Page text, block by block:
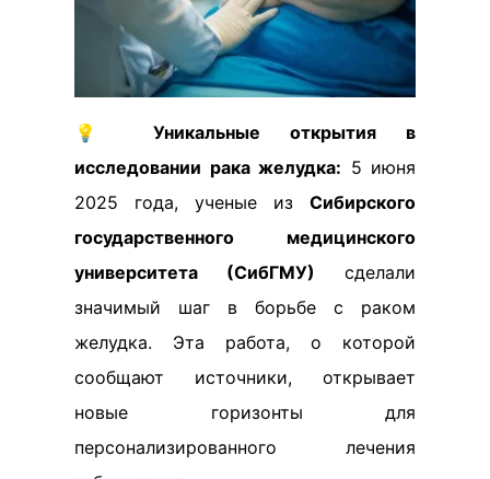
💡 Уникальные открытия в
исследовании рака желудка: 5 июня
2025 года, ученые из Сибирского
государственного медицинского
университета (СибГМУ) сделали
значимый шаг в борьбе с раком
желудка. Эта работа, о которой
сообщают источники, открывает
новые горизонты для
персонализированного лечения